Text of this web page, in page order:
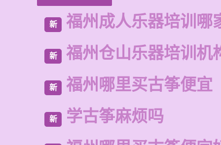
新 福州成人乐器培训哪
新 福州仓山乐器培训机
新 福州哪里买古筝便宜
新 学古筝麻烦吗